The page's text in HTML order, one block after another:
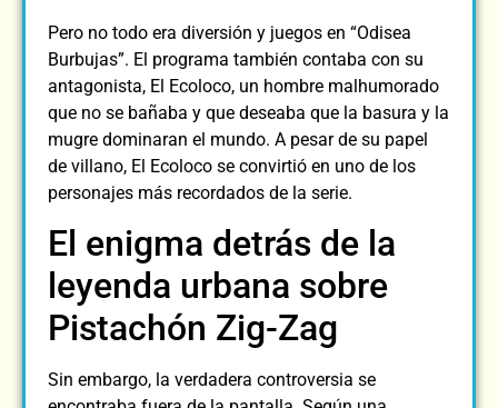
Pero no todo era diversión y juegos en “Odisea
Burbujas”. El programa también contaba con su
antagonista, El Ecoloco, un hombre malhumorado
que no se bañaba y que deseaba que la basura y la
mugre dominaran el mundo. A pesar de su papel
de villano, El Ecoloco se convirtió en uno de los
personajes más recordados de la serie.
El enigma detrás de la
leyenda urbana sobre
Pistachón Zig-Zag
Sin embargo, la verdadera controversia se